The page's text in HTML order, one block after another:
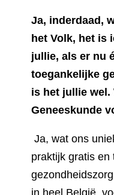
Ja, inderdaad,
het Volk, het is
jullie, als er nu
toegankelijke
is het jullie wel.
Geneeskunde
Ja, wat ons
praktijk gratis en
in heel België,